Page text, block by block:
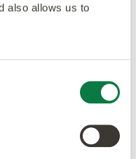
also allows us to
Elite
Polyurethan-
Elite. Quantum